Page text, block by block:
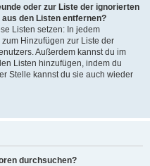
oder zur Liste der ignorierten
den Listen entfernen?
Listen setzen: In jedem
Hinzufügen zur Liste der
Außerdem kannst du im
Listen hinzufügen, indem du
Stelle kannst du sie auch wieder
durchsuchen?